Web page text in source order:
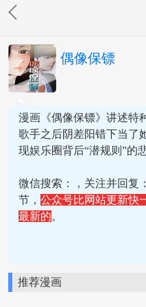
偶像保镖
漫画《偶像保镖》讲述特
歌手之后阴差阳错下当了
现娱乐圈背后“潜规则”的
微信搜索： ，关注并回复：
节， 公众号比网站更新快
最新的。
推荐漫画